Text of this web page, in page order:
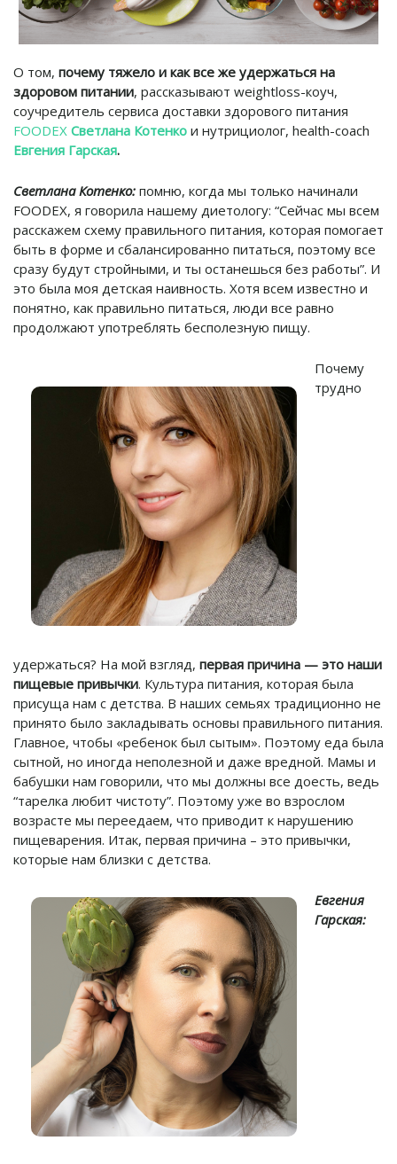
О том, почему тяжело и как все же удержаться на
здоровом питании, рассказывают weightloss-коуч,
соучредитель сервиса доставки здорового питания
FOODEX Светлана Котенко и нутрициолог, health-coach
Евгения Гарская.
Светлана Котенко: помню, когда мы только начинали
FOODEX, я говорила нашему диетологу: “Сейчас мы всем
расскажем схему правильного питания, которая помогает
быть в форме и сбалансированно питаться, поэтому все
сразу будут стройными, и ты останешься без работы”. И
это была моя детская наивность. Хотя всем известно и
понятно, как правильно питаться, люди все равно
продолжают употреблять бесполезную пищу.
Почему
трудно
удержаться? На мой взгляд, первая причина — это наши
пищевые привычки. Культура питания, которая была
присуща нам с детства. В наших семьях традиционно не
принято было закладывать основы правильного питания.
Главное, чтобы «ребенок был сытым». Поэтому еда была
сытной, но иногда неполезной и даже вредной. Мамы и
бабушки нам говорили, что мы должны все доесть, ведь
“тарелка любит чистоту”. Поэтому уже во взрослом
возрасте мы переедаем, что приводит к нарушению
пищеварения. Итак, первая причина – это привычки,
которые нам близки с детства.
Евгения
Гарская: